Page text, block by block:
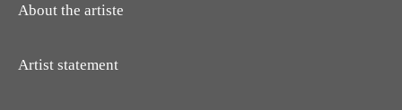
About the artiste
Artist statement